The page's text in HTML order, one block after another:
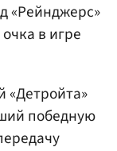
«Рейнджерс»
в игре
«Детройта»
победную